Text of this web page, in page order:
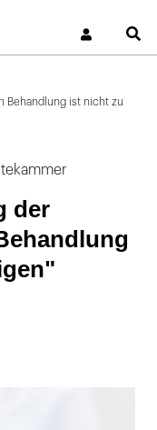
Behandlung ist nicht zu
der